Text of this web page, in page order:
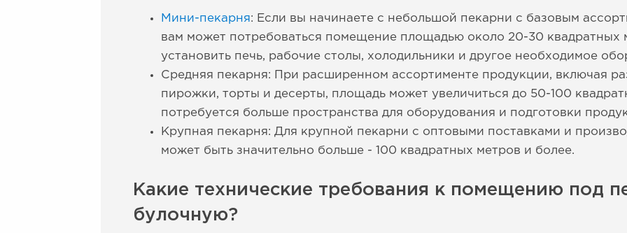
Мини-пекарня: Если вы начинаете с небольшой пекарни с базовым
вам может потребоваться помещение площадью около 20-30 квадратных
установить печь, рабочие столы, холодильники и другое необходимое
Средняя пекарня: При расширенном ассортименте продукции, включая
пирожки, торты и десерты, площадь может увеличиться до 50-100
потребуется больше пространства для оборудования и подготовки
Крупная пекарня: Для крупной пекарни с оптовыми поставками и
может быть значительно больше - 100 квадратных метров и более.
Какие технические требования к помещению под
булочную?